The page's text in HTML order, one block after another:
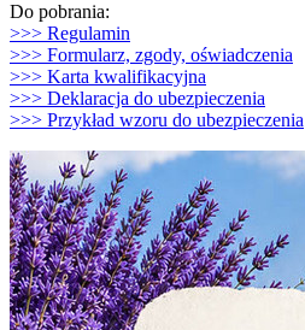
Do pobrania:
>>> Regulamin
>>> Formularz, zgody, oświadczenia
>>> Karta kwalifikacyjna
>>> Deklaracja do ubezpieczenia
>>> Przykład wzoru do ubezpieczenia